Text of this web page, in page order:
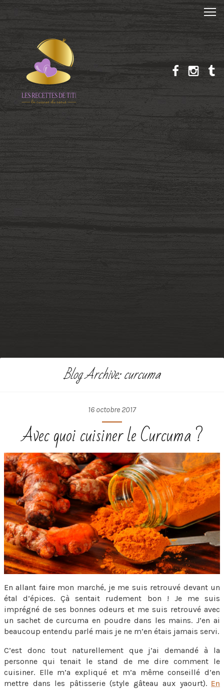
Blog Archive: curcuma
16 octobre 2017
Avec quoi cuisiner le Curcuma ?
En allant faire mon marché, je me suis retrouvé devant un
étal d’épices. Çà sentait rudement bon ! Je me suis
imprégné de ses bonnes odeurs et me suis retrouvé avec
un sachet de curcuma en poudre dans les mains. J’en ai
beaucoup entendu parlé mais je ne m’en étais jamais servi.
C’est donc tout naturellement que j’ai demandé à la
personne qui tenait le stand de me dire comment le
cuisiner. Elle m’a expliqué et m’a même conseillé d’en
mettre dans les pâtisserie (style gâteau aux yaourt). En